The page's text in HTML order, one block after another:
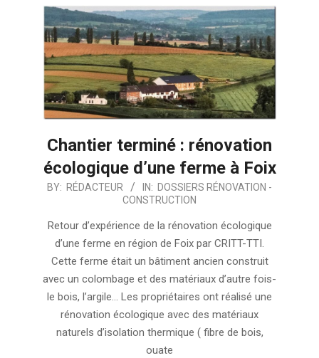
Chantier terminé : rénovation
écologique d’une ferme à Foix
2025-
13
BY: RÉDACTEUR IN: DOSSIERS RÉNOVATION -
CONSTRUCTION
Retour d’expérience de la rénovation écologique
d’une ferme en région de Foix par CRITT-TTI.
Cette ferme était un bâtiment ancien construit
avec un colombage et des matériaux d’autre fois-
le bois, l’argile… Les propriétaires ont réalisé une
rénovation écologique avec des matériaux
naturels d’isolation thermique ( fibre de bois,
ouate